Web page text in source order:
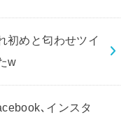
初めと匂わせツイ
w
､インスタ